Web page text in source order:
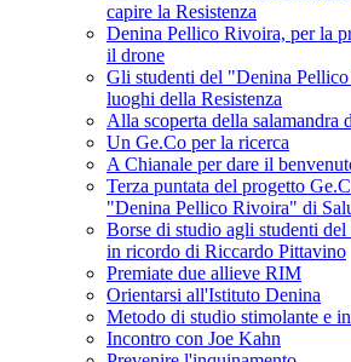
capire la Resistenza
Denina Pellico Rivoira, per la
il drone
Gli studenti del "Denina
luoghi della Resistenza
Alla scoperta della salamandra
Un Ge.Co per la ricerca
A Chianale per dare il
Terza puntata del progetto
"Denina Pellico Rivoira" di
Borse di studio agli studenti
in ricordo di Riccardo Pittavino
Premiate due allieve RIM
Orientarsi all'Istituto Denina
Metodo di studio stimolante e
Incontro con Joe Kahn